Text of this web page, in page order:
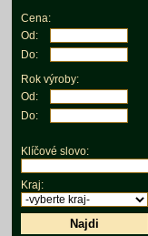
Cena:
Od:
Do:
Rok výroby:
Od:
Do:
Klíčové slovo:
Kraj:
Najdi